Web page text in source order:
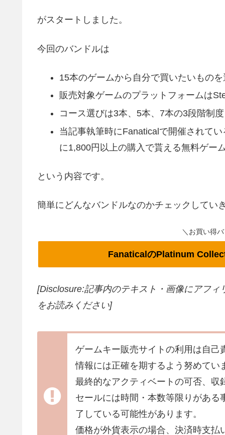
がスタートしました。
今回のバンドルは
15本のゲームから自分で買いたいもの
販売対象ゲームのプラットフォームは
コース選びは3本、5本、7本の3段階制度
当記事執筆時にFanaticalで開催されて
に1,800円以上の購入で貰える無料ゲー
という内容です。
簡単にどんなバンドルなのかチェックしてい
＼お買い得
FanaticalのPlatinum
[Disclosure:記事内のテキスト・画像にアフィ
をお読みください]
ゲームキー販売サイトの利用は自己
情報には正確を期するよう努めてい
最終的なアクティベートの可否、
セールには時間・本数等限りがあ
了している可能性があります。
価格が外貨表示の場合、決済時支